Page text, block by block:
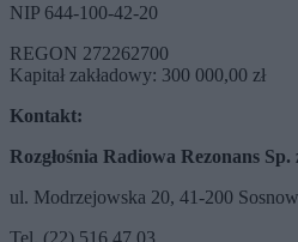
NIP 644-100-42-20
REGON 272262700
Kapitał zakładowy: 300 000,00 zł
Kontakt:
Rozgłośnia Radiowa Rezonans Sp.
ul. Modrzejowska 20, 41-200
Tel. (22) 516 47 03